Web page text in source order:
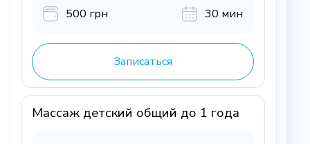
500 грн 30 мин
Записаться
Массаж детский общий до 1 года